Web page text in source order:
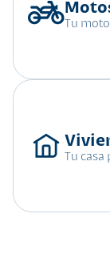
Tu
Tu casa